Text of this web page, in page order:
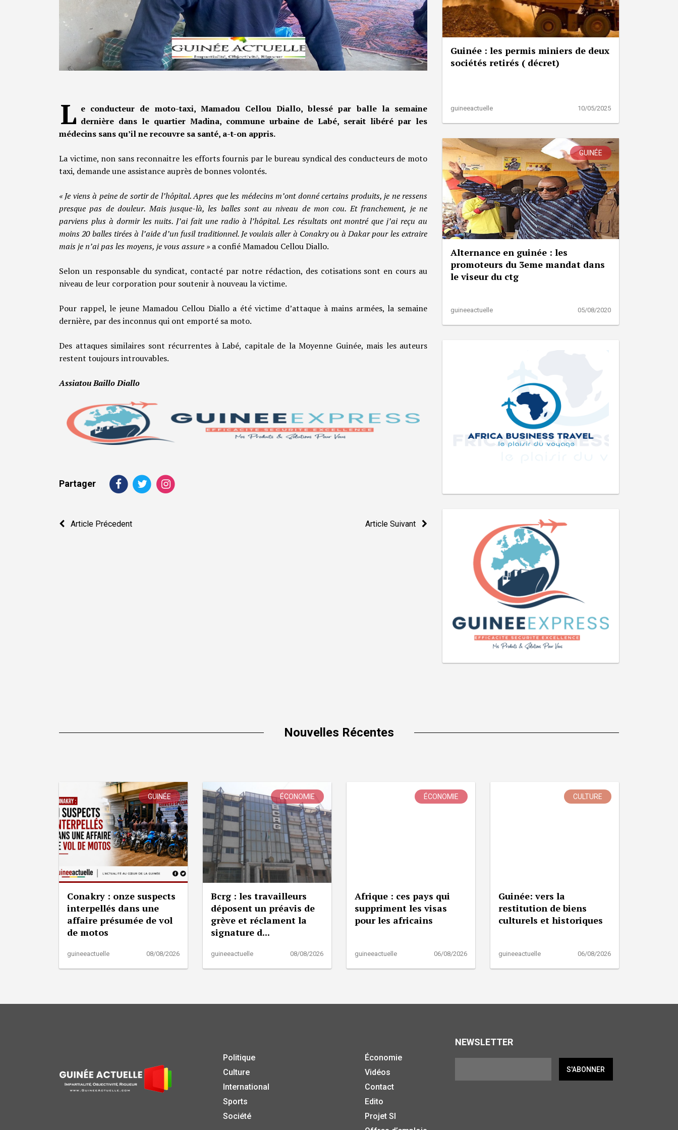
L e conducteur de moto-taxi, Mamadou Cellou Diallo, blessé par balle la semaine
dernière dans le quartier Madina, commune urbaine de Labé, serait libéré par les
médecins sans qu’il ne recouvre sa santé, a-t-on appris.
La victime, non sans reconnaitre les efforts fournis par le bureau syndical des conducteurs de moto
taxi, demande une assistance auprès de bonnes volontés.
« Je viens à peine de sortir de l’hôpital. Apres que les médecins m’ont donné certains produits, je ne ressens
presque pas de douleur. Mais jusque-là, les balles sont au niveau de mon cou. Et franchement, je ne
parviens plus à dormir les nuits. J’ai fait une radio à l’hôpital. Les résultats ont montré que j’ai reçu au
moins 20 balles tirées à l’aide d’un fusil traditionnel. Je voulais aller à Conakry ou à Dakar pour les extraire
mais je n’ai pas les moyens, je vous assure » a confié Mamadou Cellou Diallo.
Selon un responsable du syndicat, contacté par notre rédaction, des cotisations sont en cours au
niveau de leur corporation pour soutenir à nouveau la victime.
Pour rappel, le jeune Mamadou Cellou Diallo a été victime d’attaque à mains armées, la semaine
dernière, par des inconnus qui ont emporté sa moto.
Des attaques similaires sont récurrentes à Labé, capitale de la Moyenne Guinée, mais les auteurs
restent toujours introuvables.
Assiatou Baillo Diallo
Partager
Navigation
Article Précedent Article Suivant
Guinée : les permis miniers de deux
sociétés retirés ( décret)
guineeactuelle 10/05/2025
GUINÉE
Alternance en guinée : les
promoteurs du 3eme mandat dans
le viseur du ctg
guineeactuelle 05/08/2020
Nouvelles Récentes
GUINÉE
Conakry : onze suspects
interpellés dans une
affaire présumée de vol
de motos
guineeactuelle 08/08/2026
ÉCONOMIE
Bcrg : les travailleurs
déposent un préavis de
grève et réclament la
signature d...
guineeactuelle 08/08/2026
ÉCONOMIE
Afrique : ces pays qui
suppriment les visas
pour les africains
guineeactuelle 06/08/2026
CULTURE
Guinée: vers la
restitution de biens
culturels et historiques
guineeactuelle 06/08/2026
Politique
Culture
International
Sports
Société
Économie
Vidéos
Contact
Edito
Projet SI
NEWSLETTER
S'ABONNER